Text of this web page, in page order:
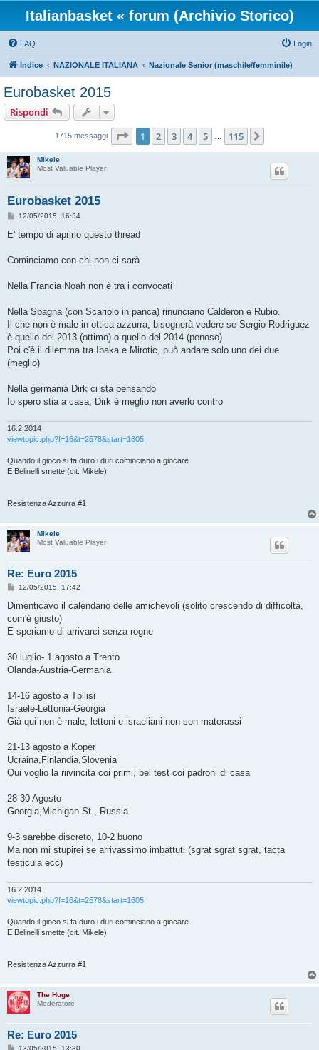
Italianbasket « forum (Archivio Storico)
FAQ Login
Indice NAZIONALE ITALIANA Nazionale Senior (maschile/femminile)
Eurobasket 2015
Rispondi
1715 messaggi Pagina di 115
1 2 3 4 5 115
Mikele
Most Valuable Player
Eurobasket 2015
M
s
g
o
12/05/2015, 16:34
E' tempo di aprirlo questo thread
Cominciamo con chi non ci sarà
Nella Francia Noah non è tra i convocati
Nella Spagna (con Scariolo in panca) rinunciano Calderon e Rubio.
Il che non è male in ottica azzurra, bisognerà vedere se Sergio Rodriguez
è quello del 2013 (ottimo) o quello del 2014 (penoso)
Poi c'è il dilemma tra Ibaka e Mirotic, può andare solo uno dei due
(meglio)
Nella germania Dirk ci sta pensando
Io spero stia a casa, Dirk è meglio non averlo contro
16.2.2014
viewtopic.php?f=16&t=2578&start=1605
Quando il gioco si fa duro i duri cominciano a giocare
E Belinelli smette (cit. Mikele)
Resistenza Azzurra #1
Mikele
Most Valuable Player
Re: Euro 2015
M
s
a
g
o
12/05/2015, 17:42
Dimenticavo il calendario delle amichevoli (solito crescendo di difficoltà,
com'è giusto)
E speriamo di arrivarci senza rogne
30 luglio- 1 agosto a Trento
Olanda-Austria-Germania
14-16 agosto a Tbilisi
Israele-Lettonia-Georgia
Già qui non è male, lettoni e israeliani non son materassi
21-13 agosto a Koper
Ucraina,Finlandia,Slovenia
Qui voglio la riivincita coi primi, bel test coi padroni di casa
28-30 Agosto
Georgia,Michigan St., Russia
9-3 sarebbe discreto, 10-2 buono
Ma non mi stupirei se arrivassimo imbattuti (sgrat sgrat sgrat, tacta
testicula ecc)
16.2.2014
viewtopic.php?f=16&t=2578&start=1605
Quando il gioco si fa duro i duri cominciano a giocare
E Belinelli smette (cit. Mikele)
Resistenza Azzurra #1
The Huge
Moderatore
Re: Euro 2015
M